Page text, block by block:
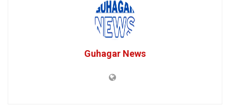
Guhagar News